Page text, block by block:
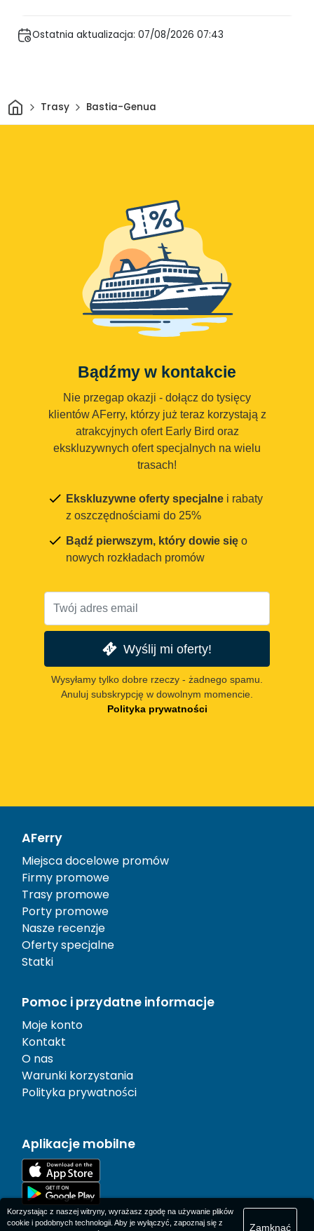
Ostatnia aktualizacja: 07/08/2026 07:43
DomTrasy Bastia-Genua
Bądźmy w kontakcie
Nie przegap okazji - dołącz do tysięcy
klientów AFerry, którzy już teraz korzystają z
atrakcyjnych ofert Early Bird oraz
ekskluzywnych ofert specjalnych na wielu
trasach!
Ekskluzywne oferty specjalne i rabaty
z oszczędnościami do 25%
Bądź pierwszym, który dowie się o
nowych rozkładach promów
Wyślij mi oferty!
Wysyłamy tylko dobre rzeczy - żadnego spamu.
Anuluj subskrypcję w dowolnym momencie.
Polityka prywatności
AFerry
Miejsca docelowe promów
Firmy promowe
Trasy promowe
Porty promowe
Nasze recenzje
Oferty specjalne
Statki
Pomoc i przydatne informacje
Moje konto
Kontakt
O nas
Warunki korzystania
Polityka prywatności
Aplikacje mobilne
Korzystając z naszej witryny, wyrażasz zgodę na używanie plików
cookie i podobnych technologii. Aby je wyłączyć, zapoznaj się z
Zamknąć